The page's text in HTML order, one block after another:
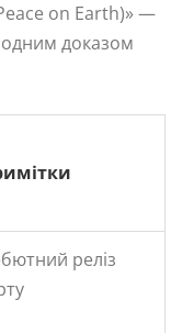
on Earth)» —
одним доказом
реліз